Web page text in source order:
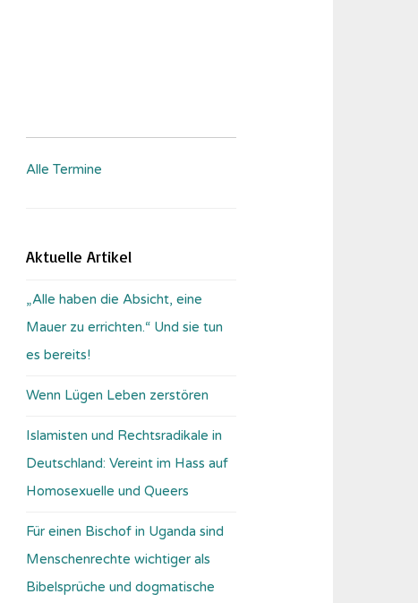
Alle Termine
Aktuelle Artikel
„Alle haben die Absicht, eine
Mauer zu errichten.“ Und sie tun
es bereits!
Wenn Lügen Leben zerstören
Islamisten und Rechtsradikale in
Deutschland: Vereint im Hass auf
Homosexuelle und Queers
Für einen Bischof in Uganda sind
Menschenrechte wichtiger als
Bibelsprüche und dogmatische